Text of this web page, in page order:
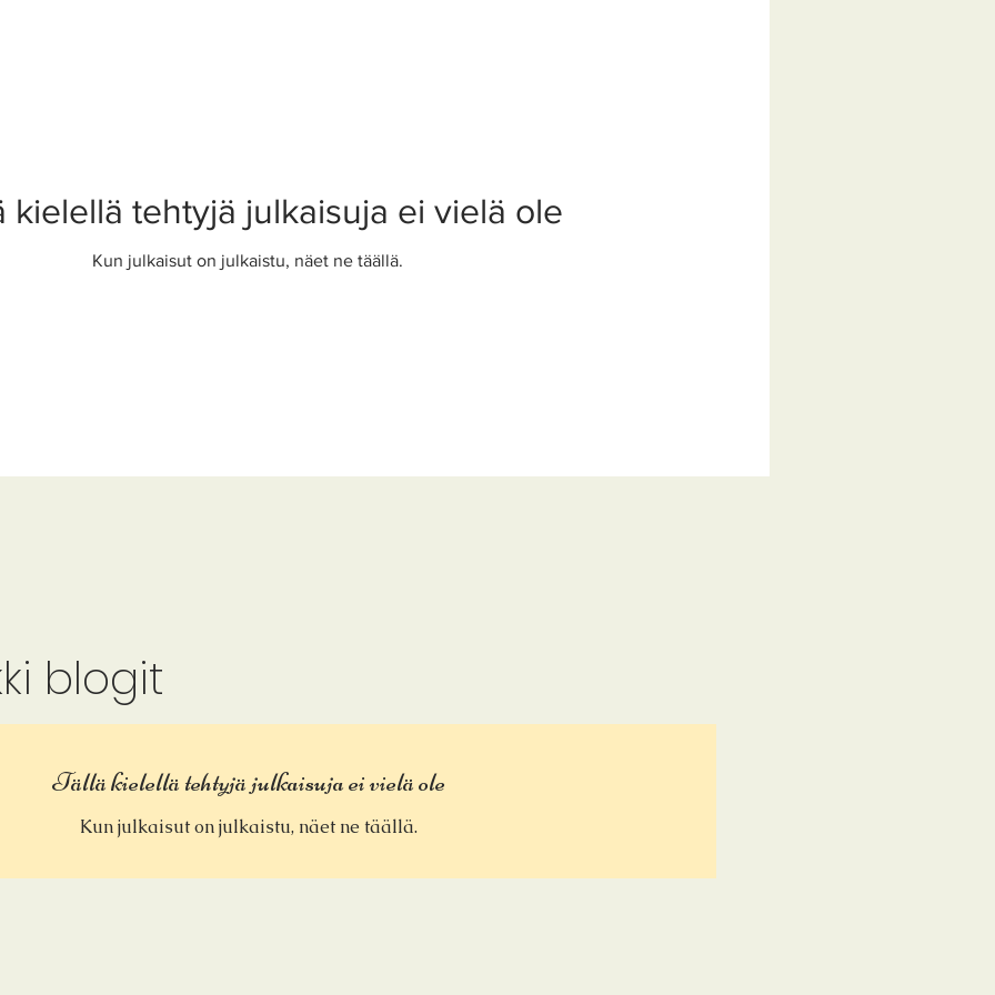
kielellä tehtyjä julkaisuja ei vielä ole
Kun julkaisut on julkaistu, näet ne täällä.
blogit
Tällä kielellä tehtyjä julkaisuja ei vielä ole
Kun julkaisut on julkaistu, näet ne täällä.